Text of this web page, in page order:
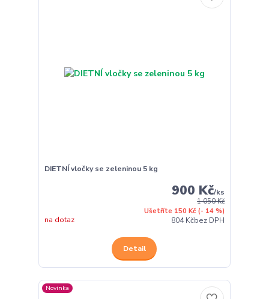
DIETNÍ vločky se zeleninou 5 kg
1 050 Kč
Ušetříte 150 Kč (- 14 %)
900 Kč/ks
804 Kčbez DPH
na dotaz
Detail
Novinka